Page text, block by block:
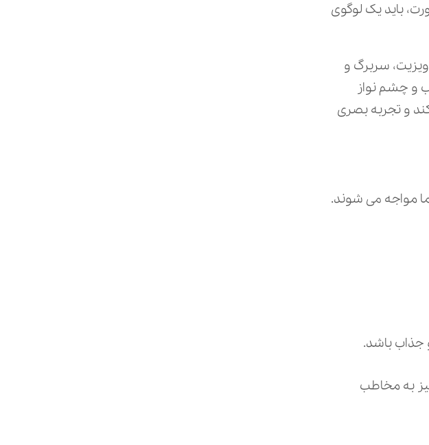
باید یک لوگوی
سربرگ و
و چشم‌ نواز
و تجربه بصری
مواجه می‌ شوند.
جذاب باشد.
به مخاطب